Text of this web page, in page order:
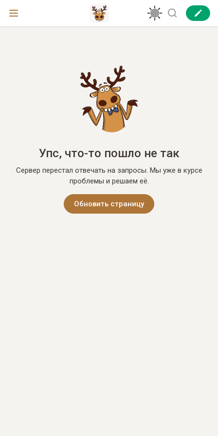
Упс, что-то пошло не так
Сервер перестал отвечать на запросы. Мы уже в курсе
проблемы и решаем её.
Обновить страницу